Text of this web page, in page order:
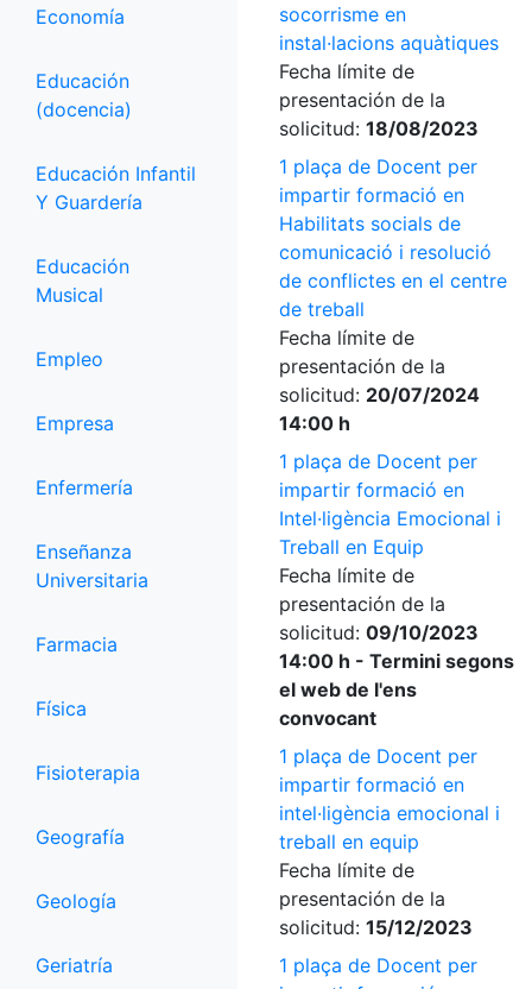
Economía
Educación
(docencia)
Educación Infantil
Y Guardería
Educación
Musical
Empleo
Empresa
Enfermería
Enseñanza
Universitaria
Farmacia
Física
Fisioterapia
Geografía
Geología
Geriatría
socorrisme en
instal·lacions aquàtiques
Fecha límite de
presentación de la
solicitud: 18/08/2023
1 plaça de Docent per
impartir formació en
Habilitats socials de
comunicació i resolució
de conflictes en el centre
de treball
Fecha límite de
presentación de la
solicitud: 20/07/2024
14:00 h
1 plaça de Docent per
impartir formació en
Intel·ligència Emocional i
Treball en Equip
Fecha límite de
presentación de la
solicitud: 09/10/2023
14:00 h - Termini segons
el web de l'ens
convocant
1 plaça de Docent per
impartir formació en
intel·ligència emocional i
treball en equip
Fecha límite de
presentación de la
solicitud: 15/12/2023
1 plaça de Docent per